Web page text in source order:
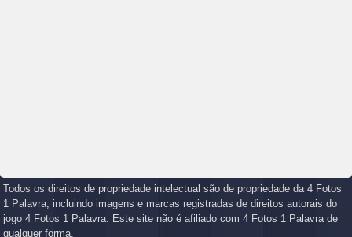
Todos os direitos de propriedade intelectual são de propriedade da 4 Fotos
1 Palavra, incluindo imagens e marcas registradas de direitos autorais do
jogo 4 Fotos 1 Palavra. Este site não é afiliado com 4 Fotos 1 Palavra de
qualquer forma.